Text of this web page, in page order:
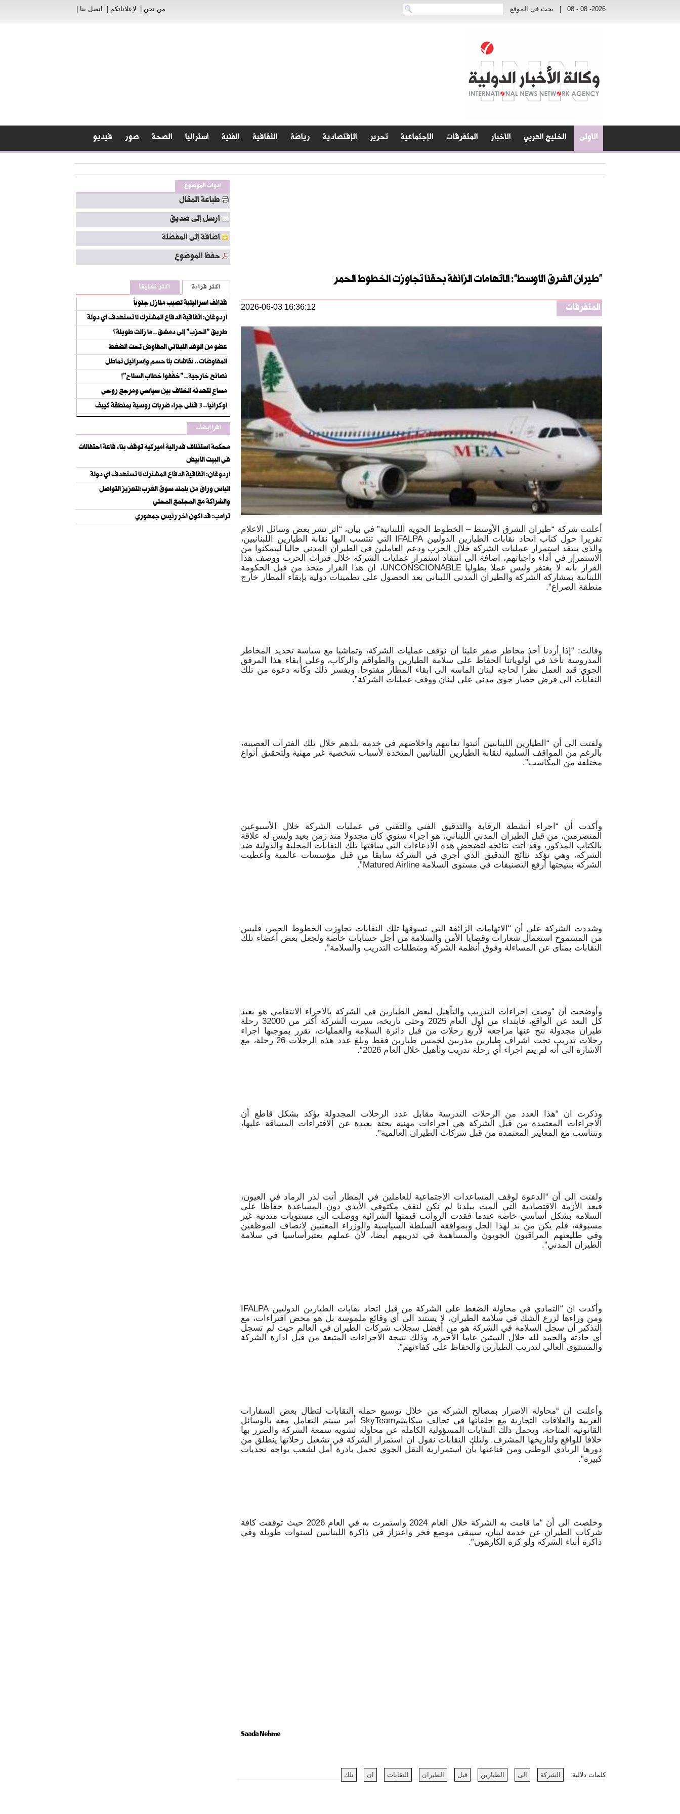
2026- 08 - 08 بحث في الموقع من نحن لإعلاناتكم اتصل بنا
الأولى الخليج العربي الأخبار المتفرقات الإجتماعية تحرير الإقتصادية رياضة الثقافية الفنية أستراليا الصحة صور فيديو
“طيران الشرق الاوسط”: الاتهامات الزائفة بحقنا تجاوزت الخطوط الحمر
المتفرقات 2026-06-03 16:36:12
أعلنت شركة “طيران الشرق الأوسط – الخطوط الجوية اللبنانية” في بيان، “اثر نشر بعض وسائل الاعلام
تقريرا حول كتاب اتحاد نقابات الطيارين الدوليين IFALPA التي تنتسب اليها نقابة الطيارين اللبنانيين،
والذي ينتقد استمرار عمليات الشركة خلال الحرب ودعم العاملين في الطيران المدني حاليا ليتمكنوا من
الاستمرار في أداء واجباتهم، اضافة الى انتقاد استمرار عمليات الشركة خلال فترات الحرب ووصف هذا
القرار بأنه لا يغتفر وليس عملا بطوليا UNCONSCIONABLE، ان هذا القرار متخذ من قبل الحكومة
اللبنانية بمشاركة الشركة والطيران المدني اللبناني بعد الحصول على تطمينات دولية بإبقاء المطار خارج
منطقة الصراع”.
وقالت: “إذا أردنا أخذ مخاطر صفر علينا أن نوقف عمليات الشركة، وتماشيا مع سياسة تحديد المخاطر
المدروسة نأخذ في أولوياتنا الحفاظ على سلامة الطيارين والطواقم والركاب، وعلى ابقاء هذا المرفق
الجوي قيد العمل نظرا لحاجة لبنان الماسة الى ابقاء المطار مفتوحا. ويفسر ذلك وكأنه دعوة من تلك
النقابات الى فرض حصار جوي مدني على لبنان ووقف عمليات الشركة”.
ولفتت الى أن “الطيارين اللبنانيين أثبتوا تفانيهم واخلاصهم في خدمة بلدهم خلال تلك الفترات العصيبة،
بالرغم من المواقف السلبية لنقابة الطيارين اللبنانيين المتخذة لأسباب شخصية غير مهنية ولتحقيق أنواع
مختلفة من المكاسب”.
وأكدت أن “اجراء أنشطة الرقابة والتدقيق الفني والتقني في عمليات الشركة خلال الأسبوعين
المنصرمين، من قبل الطيران المدني اللبناني، هو اجراء سنوي كان مجدولا منذ زمن بعيد وليس له علاقة
بالكتاب المذكور، وقد أتت نتائجه لتضحض هذه الادعاءات التي ساقتها تلك النقابات المحلية والدولية ضد
الشركة، وهي تؤكد نتائج التدقيق الذي أجري في الشركة سابقا من قبل مؤسسات عالمية وأعطيت
الشركة بنتيجتها أرفع التصنيفات في مستوى السلامة Matured Airline”.
وشددت الشركة على أن “الاتهامات الزائفة التي تسوقها تلك النقابات تجاوزت الخطوط الحمر، فليس
من المسموح استعمال شعارات وقضايا الأمن والسلامة من أجل حسابات خاصة ولجعل بعض أعضاء تلك
النقابات بمنأى عن المساءلة وفوق أنظمة الشركة ومتطلبات التدريب والسلامة”.
وأوضحت أن “وصف اجراءات التدريب والتأهيل لبعض الطيارين في الشركة بالاجراء الانتقامي هو بعيد
كل البعد عن الواقع، فابتداء من أول العام 2025 وحتى تاريخه، سيرت الشركة أكثر من 32000 رحلة
طيران مجدولة نتج عنها مراجعة لأربع رحلات من قبل دائرة السلامة والعمليات، تقرر بموجبها اجراء
رحلات تدريب تحت اشراف طيارين مدربين لخمس طيارين فقط وبلغ عدد هذه الرحلات 26 رحلة، مع
الاشارة الى أنه لم يتم اجراء أي رحلة تدريب وتأهيل خلال العام 2026”.
وذكرت ان “هذا العدد من الرحلات التدريبية مقابل عدد الرحلات المجدولة يؤكد بشكل قاطع أن
الاجراءات المعتمدة من قبل الشركة هي اجراءات مهنية بحتة بعيدة عن الافتراءات المساقة عليها،
وتتناسب مع المعايير المعتمدة من قبل شركات الطيران العالمية”.
ولفتت الى أن “الدعوة لوقف المساعدات الاجتماعية للعاملين في المطار أتت لذر الرماد في العيون،
فبعد الأزمة الاقتصادية التي ألمت ببلدنا لم نكن لنقف مكتوفي الأيدي دون المساعدة حفاظا على
السلامة بشكل أساسي خاصة عندما فقدت الرواتب قيمتها الشرائية ووصلت الى مستويات متدنية غير
مسبوقة، فلم يكن من بد لهذا الحل وبموافقة السلطة السياسية والوزراء المعنيين لانصاف الموظفين
وفي طليعتهم المراقبون الجويون والمساهمة في تدريبهم أيضا، لأن عملهم يعتبرأساسيا في سلامة
الطيران المدني”.
وأكدت ان “التمادي في محاولة الضغط على الشركة من قبل اتحاد نقابات الطيارين الدوليين IFALPA
ومن وراءها لزرع الشك في سلامة الطيران، لا يستند الى أي وقائع ملموسة بل هو محض افتراءات، مع
التذكير أن سجل السلامة في الشركة هو من أفضل سجلات شركات الطيران في العالم حيث لم تسجل
أي حادثة والحمد لله خلال الستين عاما الأخيرة، وذلك نتيجة الاجراءات المتبعة من قبل ادارة الشركة
والمستوى العالي لتدريب الطيارين والحفاظ على كفاءتهم”.
وأعلنت ان “محاولة الاضرار بمصالح الشركة من خلال توسيع حملة النقابات لتطال بعض السفارات
الغربية والعلاقات التجارية مع حلفائها في تحالف سكايتيمSkyTeam أمر سيتم التعامل معه بالوسائل
القانونية المتاحة، ويحمل ذلك النقابات المسؤولية الكاملة عن محاولة تشويه سمعة الشركة والضرر بها
خلافا للواقع ولتاريخها المشرف. ولتلك النقابات نقول ان استمرار الشركة في تشغيل رحلاتها ينطلق من
دورها الريادي الوطني ومن قناعتها بأن استمرارية النقل الجوي تحمل بادرة أمل لشعب يواجه تحديات
كبيرة”.
وخلصت الى أن “ما قامت به الشركة خلال العام 2024 واستمرت به في العام 2026 حيث توقفت كافة
شركات الطيران عن خدمة لبنان، سيبقى موضع فخر واعتزاز في ذاكرة اللبنانيين لسنوات طويلة وفي
ذاكرة أبناء الشركة ولو كره الكارهون”.
Saada Nehme
كلمات دلالية: الشركة الى الطيارين قبل الطيران النقابات ان تلك
أدوات الموضوع
طباعة المقال
ارسل إلى صديق
اضافة إلى المفضلة
حفظ الموضوع
أكثر قراءة أكثر تعليقاً
قذائف اسرائيلية تصيب منازل جنوباً
أردوغان: اتفاقية الدفاع المشترك لا تستهدف اي دولة
طريق "الحزب" إلى دمشق.. ما زالت طويلة؟
عضو من الوفد اللبناني المفاوِض تحت الضغط
المفاوضات.. نقاشات بلا حسم وإسرائيل تماطل
نصائح خارجية.. "خفّفوا خطاب السلاح"!
مساعٍ لتهدئة الخلاف بين سياسي ومرجع روحي
أوكرانيا.. 3 قتلى جراء ضربات روسية بمنطقة كييف
اقرأ أيضاً...
‏محكمة استئناف فدرالية أميركية توقف بناء قاعة احتفالات
في البيت الأبيض
أردوغان: اتفاقية الدفاع المشترك لا تستهدف اي دولة
الياس وراق من بلمند سوق الغرب:لتعزيز التواصل
والشراكة مع المجتمع المحلي
ترامب: قد أكون آخر رئيس جمهوري